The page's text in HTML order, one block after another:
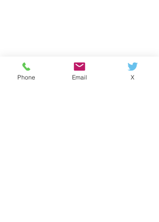
Phone Email X